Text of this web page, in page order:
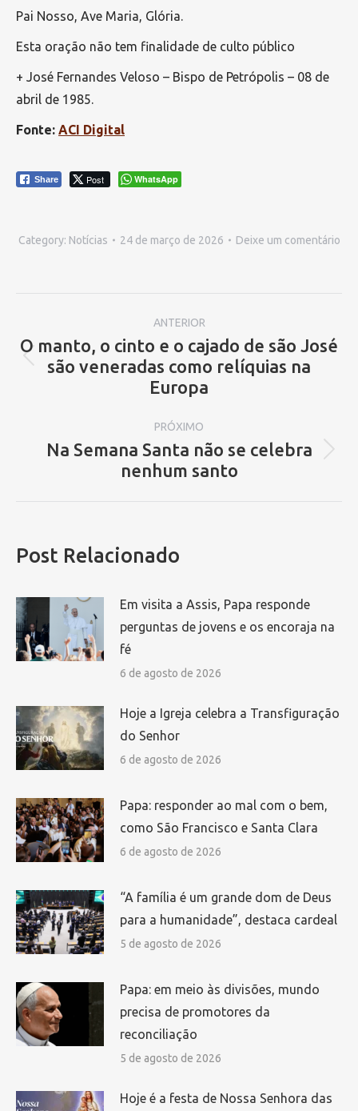
Pai Nosso, Ave Maria, Glória.
Esta oração não tem finalidade de culto público
+ José Fernandes Veloso – Bispo de Petrópolis – 08 de
abril de 1985.
Fonte: ACI Digital
Share Post WhatsApp
Category: Notícias 24 de março de 2026 Deixe um comentário
de
post:
ANTERIOR
Post
anterior:
O manto, o cinto e o cajado de são José
são veneradas como relíquias na
Europa
PRÓXIMO
Próximo
post:
Na Semana Santa não se celebra
nenhum santo
Post Relacionado
Em visita a Assis, Papa responde
perguntas de jovens e os encoraja na
fé
6 de agosto de 2026
Hoje a Igreja celebra a Transfiguração
do Senhor
6 de agosto de 2026
Papa: responder ao mal com o bem,
como São Francisco e Santa Clara
6 de agosto de 2026
“A família é um grande dom de Deus
para a humanidade”, destaca cardeal
5 de agosto de 2026
Papa: em meio às divisões, mundo
precisa de promotores da
reconciliação
5 de agosto de 2026
Hoje é a festa de Nossa Senhora das